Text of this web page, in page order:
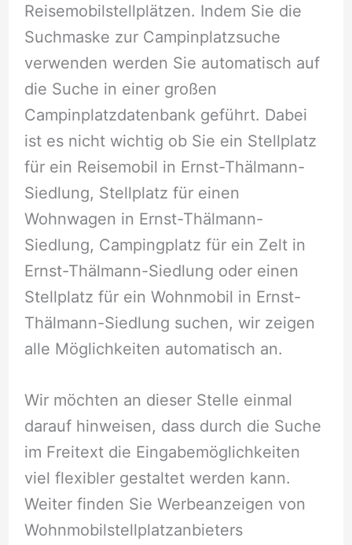
Reisemobilstellplätzen. Indem Sie die
Suchmaske zur Campinplatzsuche
verwenden werden Sie automatisch auf
die Suche in einer großen
Campinplatzdatenbank geführt. Dabei
ist es nicht wichtig ob Sie ein Stellplatz
für ein Reisemobil in Ernst-Thälmann-
Siedlung, Stellplatz für einen
Wohnwagen in Ernst-Thälmann-
Siedlung, Campingplatz für ein Zelt in
Ernst-Thälmann-Siedlung oder einen
Stellplatz für ein Wohnmobil in Ernst-
Thälmann-Siedlung suchen, wir zeigen
alle Möglichkeiten automatisch an.
Wir möchten an dieser Stelle einmal
darauf hinweisen, dass durch die Suche
im Freitext die Eingabemöglichkeiten
viel flexibler gestaltet werden kann.
Weiter finden Sie Werbeanzeigen von
Wohnmobilstellplatzanbieters